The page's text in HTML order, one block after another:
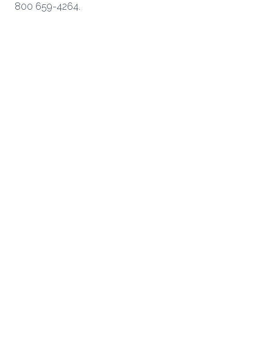
800 659-4264.